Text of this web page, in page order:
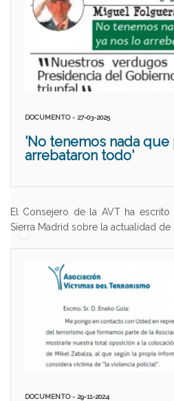
DOCUMENTO - 27-03-2025
'No tenemos nada que
arrebataron todo'
El Consejero de la AVT ha
Sierra Madrid sobre la actualidad
DOCUMENTO - 29-11-2024